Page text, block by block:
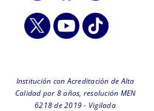
Institución con Acreditación de Alta
Calidad por 8 años, resolución MEN
6218 de 2019 - Vigilada